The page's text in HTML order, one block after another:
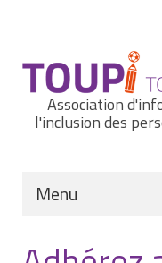
Association
l'inclusion des
Menu
Actualités